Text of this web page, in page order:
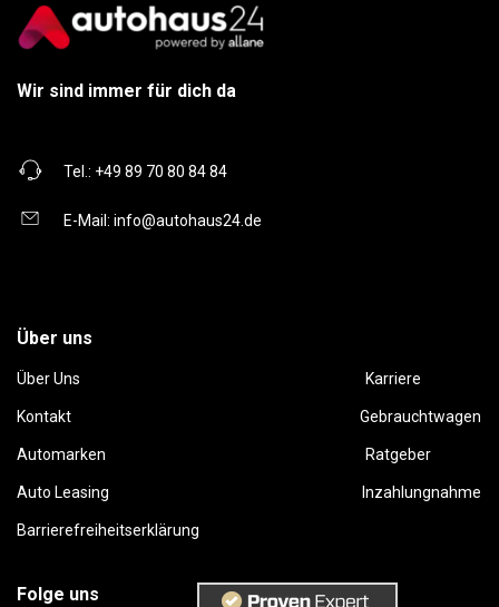
Wir sind immer für dich da
Tel.: +49 89 70 80 84 84
E-Mail: info@autohaus24.de
Über uns
Über Uns Karriere
Kontakt Gebrauchtwagen
Automarken Ratgeber
Auto Leasing Inzahlungnahme
Barrierefreiheitserklärung
Folge uns